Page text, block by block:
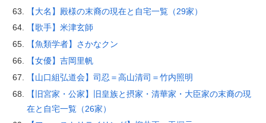
【大名】殿様の末裔の現在と自宅一覧（29家）
【歌手】米津玄師
【魚類学者】さかなクン
【女優】吉岡里帆
【山口組弘道会】司忍＝高山清司＝竹内照明
【旧宮家・公家】旧皇族と摂家・清華家・大臣家の末裔の現
在と自宅一覧（26家）